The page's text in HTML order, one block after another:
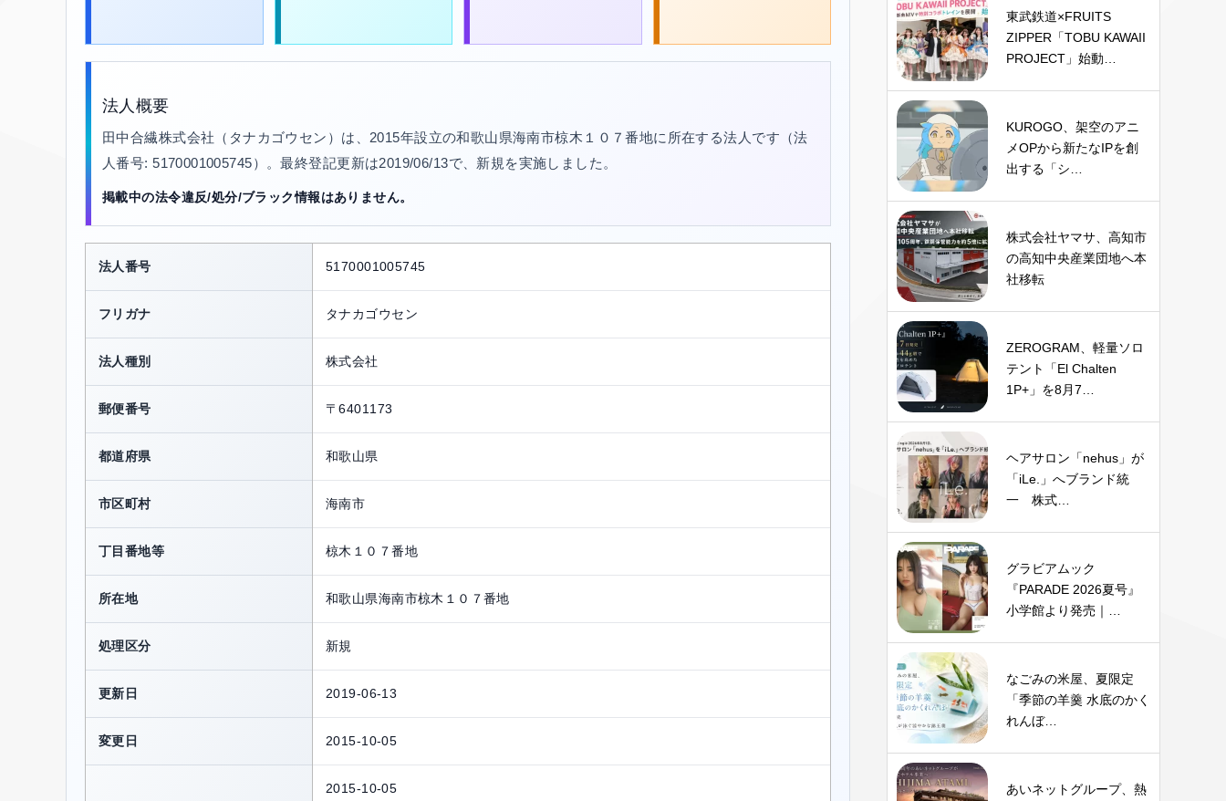
法人概要
田中合繊株式会社（タナカゴウセン）は、2015年設立の和歌山県海南市椋木１０７番地に所在する法人です（法
人番号: 5170001005745）。最終登記更新は2019/06/13で、新規を実施しました。
掲載中の法令違反/処分/ブラック情報はありません。
法人番号 5170001005745
フリガナ タナカゴウセン
法人種別 株式会社
郵便番号 〒6401173
都道府県 和歌山県
市区町村 海南市
丁目番地等 椋木１０７番地
所在地 和歌山県海南市椋木１０７番地
処理区分 新規
更新日 2019-06-13
変更日 2015-10-05
2015-10-05
東武鉄道×FRUITS
ZIPPER「TOBU KAWAII
PROJECT」始動…
KUROGO、架空のアニ
メOPから新たなIPを創
出する「シ…
株式会社ヤマサ、高知市
の高知中央産業団地へ本
社移転
ZEROGRAM、軽量ソロ
テント「El Chalten
1P+」を8月7…
ヘアサロン「nehus」が
「iLe.」へブランド統
一 株式…
グラビアムック
『PARADE 2026夏号』
小学館より発売｜…
なごみの米屋、夏限定
「季節の羊羹 水底のかく
れんぼ…
あいネットグループ、熱